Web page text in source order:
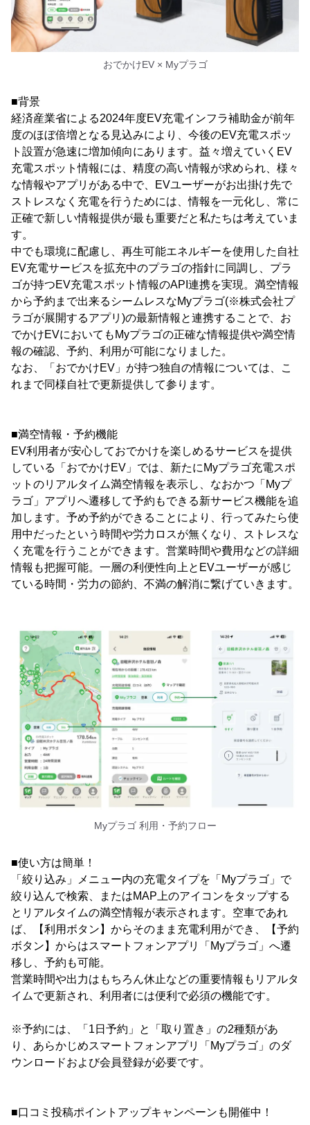
おでかけEV × Myプラゴ
■背景
経済産業省による2024年度EV充電インフラ補助金が前年
度のほぼ倍増となる見込みにより、今後のEV充電スポッ
ト設置が急速に増加傾向にあります。益々増えていくEV
充電スポット情報には、精度の高い情報が求められ、様々
な情報やアプリがある中で、EVユーザーがお出掛け先で
ストレスなく充電を行うためには、情報を一元化し、常に
正確で新しい情報提供が最も重要だと私たちは考えていま
す。
中でも環境に配慮し、再生可能エネルギーを使用した自社
EV充電サービスを拡充中のプラゴの指針に同調し、プラ
ゴが持つEV充電スポット情報のAPI連携を実現。満空情報
から予約まで出来るシームレスなMyプラゴ(※株式会社プ
ラゴが展開するアプリ)の最新情報と連携することで、お
でかけEVにおいてもMyプラゴの正確な情報提供や満空情
報の確認、予約、利用が可能になりました。
なお、「おでかけEV」が持つ独自の情報については、こ
れまで同様自社で更新提供して参ります。
■満空情報・予約機能
EV利用者が安心しておでかけを楽しめるサービスを提供
している「おでかけEV」では、新たにMyプラゴ充電スポ
ットのリアルタイム満空情報を表示し、なおかつ「Myプ
ラゴ」アプリへ遷移して予約もできる新サービス機能を追
加します。予め予約ができることにより、行ってみたら使
用中だったという時間や労力ロスが無くなり、ストレスな
く充電を行うことができます。営業時間や費用などの詳細
情報も把握可能。一層の利便性向上とEVユーザーが感じ
ている時間・労力の節約、不満の解消に繋げていきます。
Myプラゴ 利用・予約フロー
■使い方は簡単！
「絞り込み」メニュー内の充電タイプを「Myプラゴ」で
絞り込んで検索、またはMAP上のアイコンをタップする
とリアルタイムの満空情報が表示されます。空車であれ
ば、【利用ボタン】からそのまま充電利用ができ、【予約
ボタン】からはスマートフォンアプリ「Myプラゴ」へ遷
移し、予約も可能。
営業時間や出力はもちろん休止などの重要情報もリアルタ
イムで更新され、利用者には便利で必須の機能です。
※予約には、「1日予約」と「取り置き」の2種類があ
り、あらかじめスマートフォンアプリ「Myプラゴ」のダ
ウンロードおよび会員登録が必要です。
■口コミ投稿ポイントアップキャンペーンも開催中！